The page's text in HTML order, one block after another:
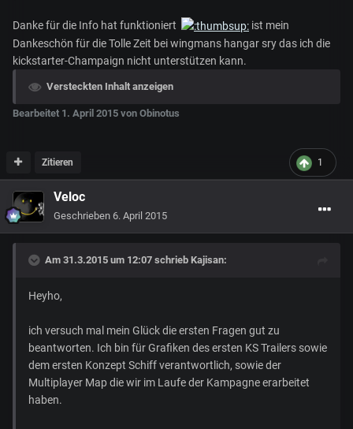
Danke für die Info hat funktioniert
ist mein
Dankeschön für die Tolle Zeit bei wingmans hangar sry das ich die
kickstarter-Champaign nicht unterstützen kann.
Versteckten Inhalt anzeigen
Bearbeitet 1. April 2015 von Obinotus
1
Zitieren
Veloc
Geschrieben 6. April 2015
Am 31.3.2015 um 12:07 schrieb Kajisan:
Heyho,
ich versuch mal mein Glück die ersten Fragen gut zu
beantworten. Ich bin für Grafiken des ersten KS Trailers sowie
dem ersten Konzept Schiff verantwortlich, sowie der
Multiplayer Map die wir im Laufe der Kampagne erarbeitet
haben.